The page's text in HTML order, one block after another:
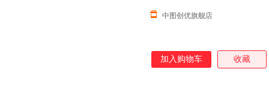
中图创优旗舰店
加入购物车 收藏